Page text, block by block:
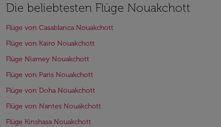
Die beliebtesten Flüge Nouakchott
Flüge von Casablanca Nouakchott
Flüge von Kairo Nouakchott
Flüge Niamey Nouakchott
Flüge von Paris Nouakchott
Flüge von Doha Nouakchott
Flüge von Nantes Nouakchott
Flüge Kinshasa Nouakchott